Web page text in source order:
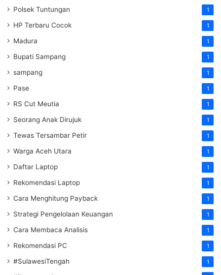
Polsek Tuntungan 1
HP Terbaru Cocok 1
Madura 1
Bupati Sampang 1
sampang 1
Pase 1
RS Cut Meutia 1
Seorang Anak Dirujuk 1
Tewas Tersambar Petir 1
Warga Aceh Utara 1
Daftar Laptop 1
Rekomendasi Laptop 1
Cara Menghitung Payback 1
Strategi Pengelolaan Keuangan 1
Cara Membaca Analisis 1
Rekomendasi PC 1
#SulawesiTengah 1